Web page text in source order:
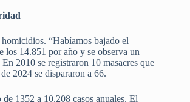
“Habíamos bajado el
los 14.851 por año y se observa un
2010 se registraron 10 masacres que
2024 se dispararon a 66.
1352 a 10.208 casos anuales. El